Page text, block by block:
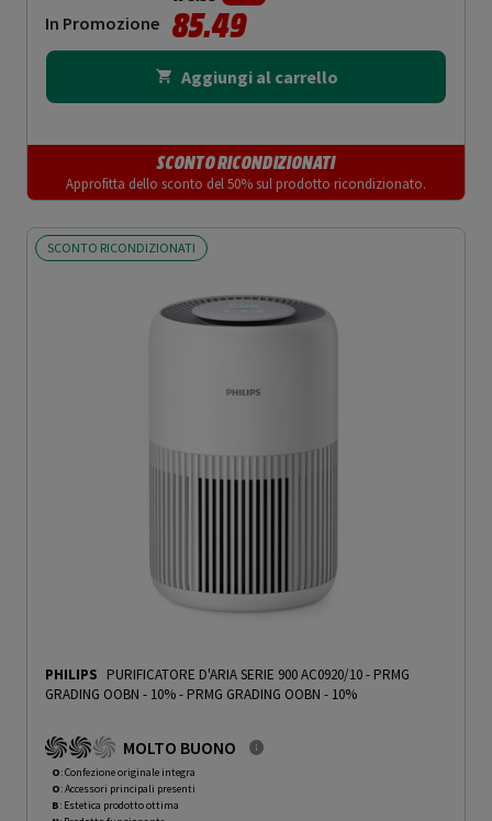
In Promozione 85.49
Aggiungi al carrello
SCONTO RICONDIZIONATI
Approfitta dello sconto del 50% sul prodotto ricondizionato.
SCONTO RICONDIZIONATI
PHILIPS PURIFICATORE D'ARIA SERIE 900 AC0920/10 - PRMG
GRADING OOBN - 10%- PRMG GRADING OOBN - 10%
MOLTO BUONO
O: Confezione originale integra
O: Accessori principali presenti
B: Estetica prodotto ottima